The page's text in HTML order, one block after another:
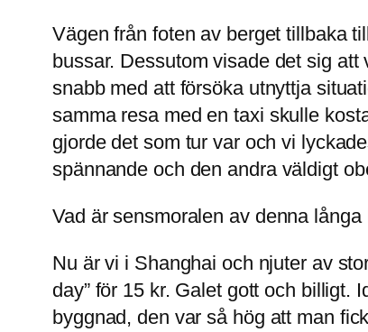
Vägen från foten av berget tillbaka
bussar. Dessutom visade det sig
snabb med att försöka utnyttja
samma resa med en taxi skulle
gjorde det som tur var och vi
spännande och den andra väldigt
Vad är sensmoralen av denna
Nu är vi i Shanghai och njuter av
day” för 15 kr. Galet gott och billigt.
byggnad, den var så hög att man